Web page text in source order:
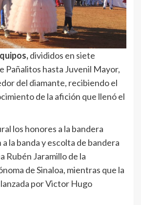
divididos en siete
Pañalitos hasta Juvenil Mayor,
del diamante, recibiendo el
de la afición que llenó el
los honores a la bandera
la banda y escolta de bandera
Rubén Jaramillo de la
de Sinaloa, mientras que la
por Victor Hugo